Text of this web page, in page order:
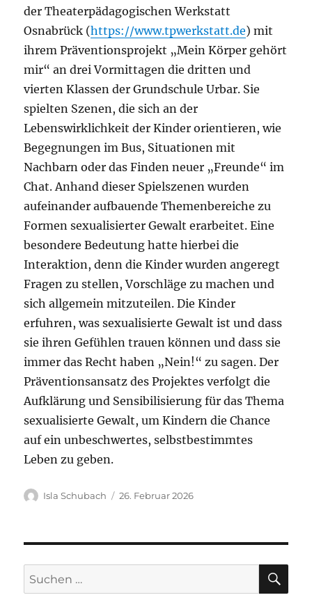
der Theaterpädagogischen Werkstatt
Osnabrück (https://www.tpwerkstatt.de) mit
ihrem Präventionsprojekt „Mein Körper gehört
mir“ an drei Vormittagen die dritten und
vierten Klassen der Grundschule Urbar. Sie
spielten Szenen, die sich an der
Lebenswirklichkeit der Kinder orientieren, wie
Begegnungen im Bus, Situationen mit
Nachbarn oder das Finden neuer „Freunde“ im
Chat. Anhand dieser Spielszenen wurden
aufeinander aufbauende Themenbereiche zu
Formen sexualisierter Gewalt erarbeitet. Eine
besondere Bedeutung hatte hierbei die
Interaktion, denn die Kinder wurden angeregt
Fragen zu stellen, Vorschläge zu machen und
sich allgemein mitzuteilen. Die Kinder
erfuhren, was sexualisierte Gewalt ist und dass
sie ihren Gefühlen trauen können und dass sie
immer das Recht haben „Nein!“ zu sagen. Der
Präventionsansatz des Projektes verfolgt die
Aufklärung und Sensibilisierung für das Thema
sexualisierte Gewalt, um Kindern die Chance
auf ein unbeschwertes, selbstbestimmtes
Leben zu geben.
Autor
Isla Schubach
Veröffentlicht
26. Februar 2026
Suchen
nach: